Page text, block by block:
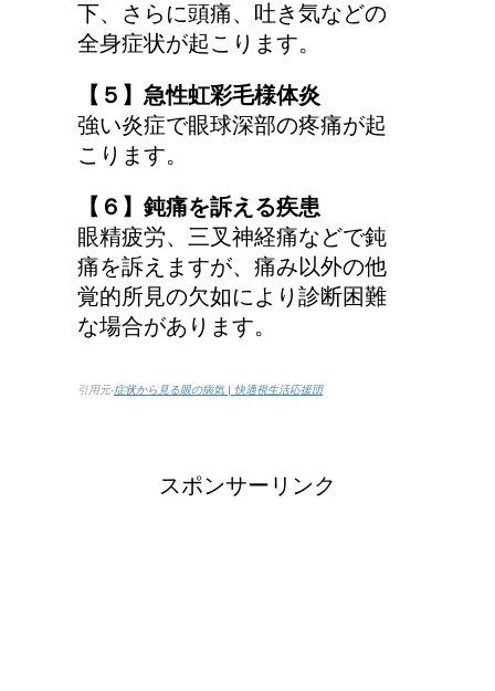
手の関節にできた水泡、
考えられる病気は？
下、さらに頭痛、吐き気などの
全身症状が起こります。
【５】急性虹彩毛様体炎
強い炎症で眼球深部の疼痛が起
こります。
【６】鈍痛を訴える疾患
眼精疲労、三叉神経痛などで鈍
痛を訴えますが、痛み以外の他
覚的所見の欠如により診断困難
な場合があります。
引用元-症状から見る眼の病気 | 快適視生活応援団
スポンサーリンク